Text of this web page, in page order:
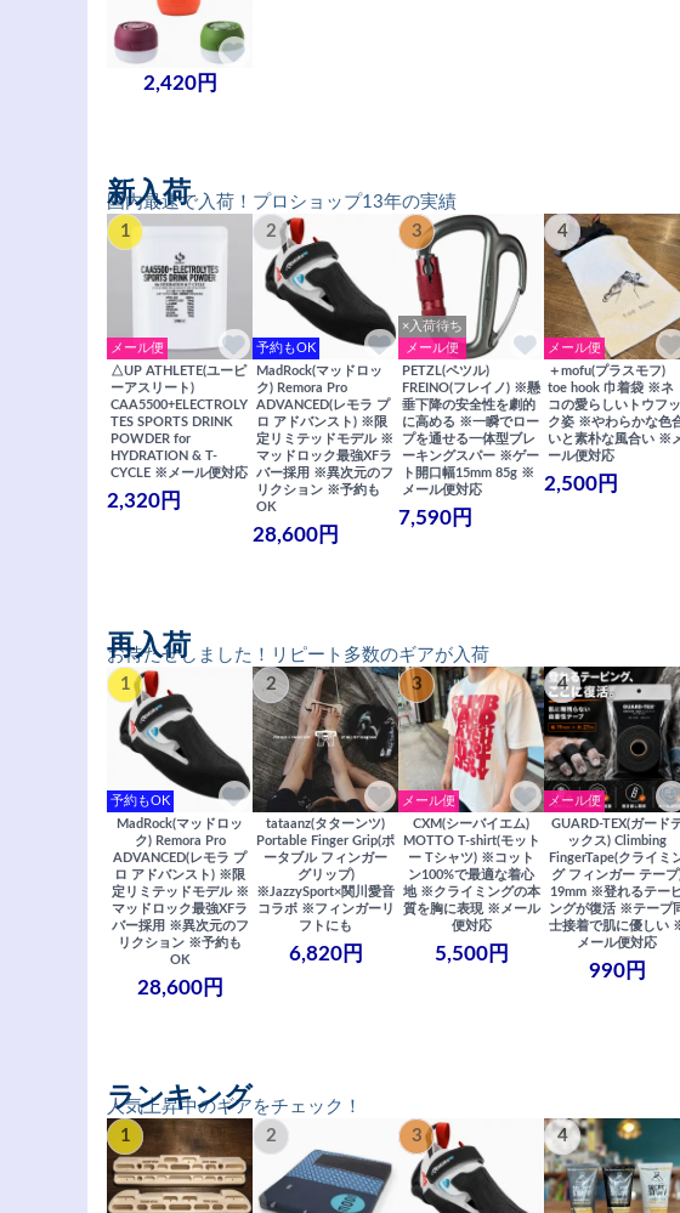
2,420円
国内最速で入荷！プロショップ13年の実績
新入荷
1
メール便
△UP ATHLETE(ユーピ
ーアスリート)
CAA5500+ELECTROLY
TES SPORTS DRINK
POWDER for
HYDRATION & T-
CYCLE ※メール便対応
2,320円
2
予約もOK
MadRock(マッドロッ
ク) Remora Pro
ADVANCED(レモラ プ
ロ アドバンスト) ※限
定リミテッドモデル ※
マッドロック最強XFラ
バー採用 ※異次元のフ
リクション ※予約も
OK
28,600円
3
×入荷待ち
メール便
PETZL(ペツル)
FREINO(フレイノ) ※懸
垂下降の安全性を劇的
に高める ※一瞬でロー
プを通せる一体型ブレ
ーキングスパー ※ゲー
ト開口幅15mm 85g ※
メール便対応
7,590円
4
メール便
＋mofu(プラスモフ)
toe hook 巾着袋 ※ネ
コの愛らしいトウフッ
ク姿 ※やわらかな色
いと素朴な風合い ※
ール便対応
2,500円
お待たせしました！リピート多数のギアが入荷
再入荷
1
予約もOK
MadRock(マッドロッ
ク) Remora Pro
ADVANCED(レモラ プ
ロ アドバンスト) ※限
定リミテッドモデル ※
マッドロック最強XFラ
バー採用 ※異次元のフ
リクション ※予約も
OK
28,600円
2
tataanz(タターンツ)
Portable Finger Grip(ポ
ータブル フィンガー
グリップ)
※JazzySport×関川愛音
コラボ ※フィンガーリ
フトにも
6,820円
3
メール便
CXM(シーバイエム)
MOTTO T-shirt(モット
ー Tシャツ) ※コット
ン100%で最適な着心
地 ※クライミングの本
質を胸に表現 ※メール
便対応
5,500円
4
メール便
GUARD-TEX(ガード
ックス) Climbing
FingerTape(クライミ
グ フィンガー テープ
19mm ※登れるテー
ングが復活 ※テープ
士接着で肌に優しい
メール便対応
990円
人気上昇中のギアをチェック！
ランキング
1 2 3 4